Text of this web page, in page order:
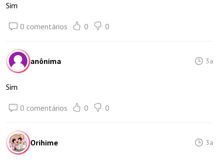
Sim
0 comentários 0 0
anônima 3a
Sim
0 comentários 0 0
Orihime 3a